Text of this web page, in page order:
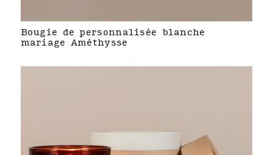
Bougie de personnalisée blanche
mariage Améthysse